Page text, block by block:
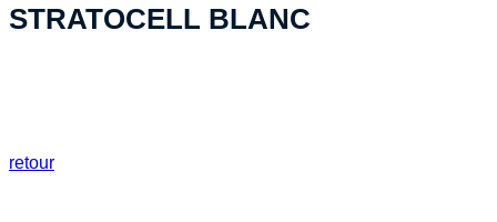
STRATOCELL BLANC
retour